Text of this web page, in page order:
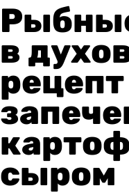
в
рецепт
сыром